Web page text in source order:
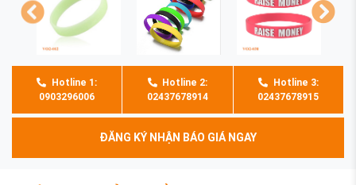
Hotline 1:
0903296006
Hotline 2:
02437678914
Hotline 3:
02437678915
ĐĂNG KÝ NHẬN BÁO GIÁ NGAY